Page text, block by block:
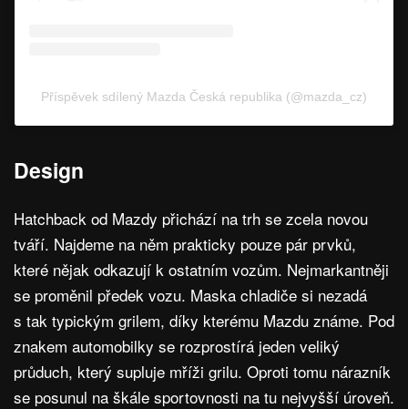
Příspěvek sdílený Mazda Česká republika (@mazda_cz)
Design
Hatchback od Mazdy přichází na trh se zcela novou
tváří. Najdeme na něm prakticky pouze pár prvků,
které nějak odkazují k ostatním vozům. Nejmarkantněji
se proměnil předek vozu. Maska chladiče si nezadá
s tak typickým grilem, díky kterému Mazdu známe. Pod
znakem automobilky se rozprostírá jeden veliký
průduch, který supluje mříži grilu. Oproti tomu nárazník
se posunul na škále sportovnosti na tu nejvyšší úroveň.